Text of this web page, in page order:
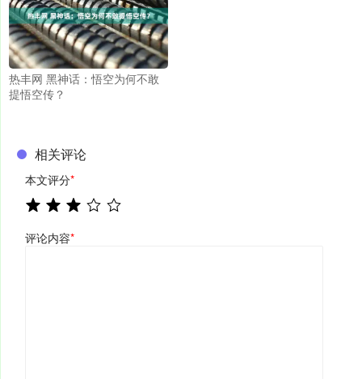
热丰网 黑神话：悟空为何不敢
提悟空传？
相关评论
本文评分*
评论内容*